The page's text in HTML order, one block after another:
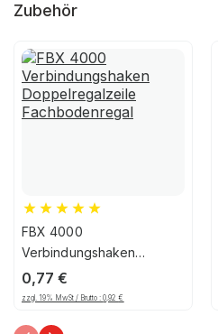
Zubehör
FBX 4000
Verbindungshaken
Doppelregalzeile
Fachbodenregal
0,77€
zzgl. 19% MwSt / Brutto :0,92€